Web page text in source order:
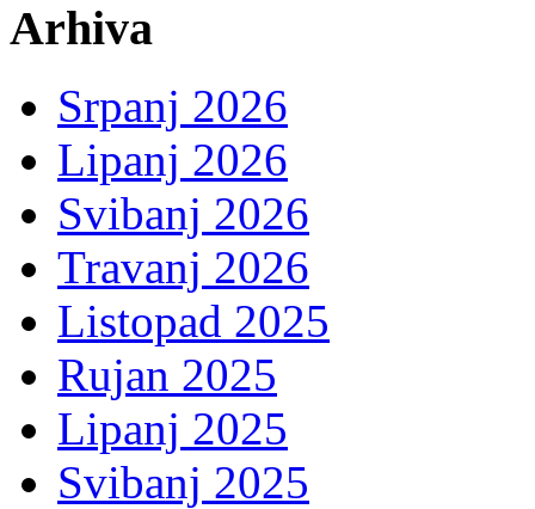
Arhiva
Srpanj 2026
Lipanj 2026
Svibanj 2026
Travanj 2026
Listopad 2025
Rujan 2025
Lipanj 2025
Svibanj 2025